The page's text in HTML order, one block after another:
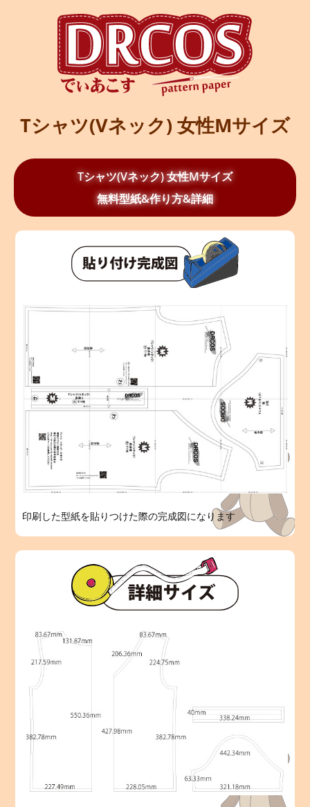
Tシャツ(Vネック) 女性Mサイズ
Tシャツ(Vネック) 女性Mサイズ
無料型紙&作り方&詳細
印刷した型紙を貼りつけた際の完成図になります